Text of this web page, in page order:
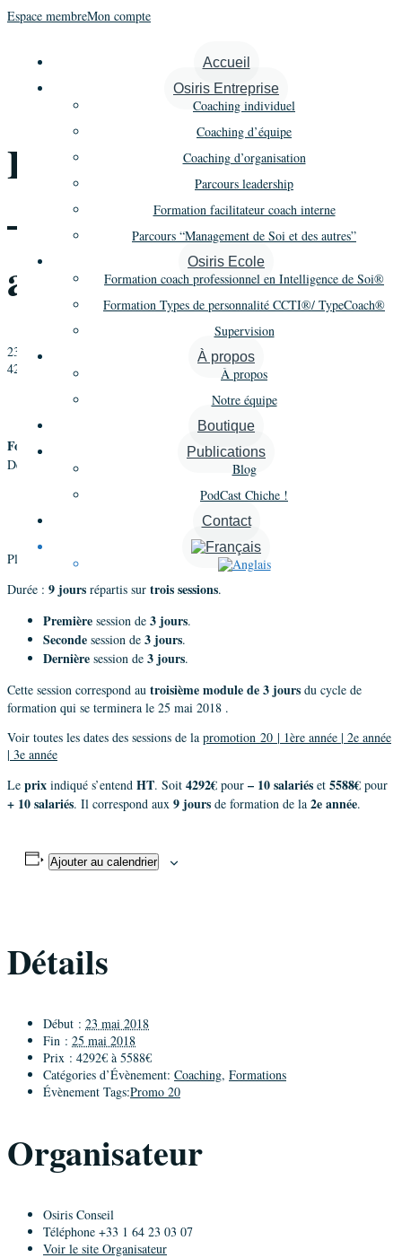
Espace membreMon compte
Accueil
Osiris Entreprise
Coaching individuel
Coaching d’équipe
Coaching d’organisation
Parcours leadership
Formation facilitateur coach interne
Parcours “Management de Soi et des autres”
Osiris Ecole
Formation coach professionnel en Intelligence de Soi®
Formation Types de personnalité CCTI®/ TypeCoach®
Supervision
À propos
À propos
Notre équipe
Boutique
Publications
Blog
PodCast Chiche !
Contact
« Tous les Évènements
Formation Coaching
– Promo 20 – 2e
année – Module 3
23 mai 2018
4292€ à 5588€
Formation Coaching – Promo 21 – 1er cycle – Module 4
Formation professionnelle au coaching « Intelligence de soi »
Deuxième année : la qualification « Praticien »
Le processus de Moi Conscient
Plus d’informations sur la
Formation coaching.
Durée : 9 jours répartis sur trois sessions.
Première session de 3 jours.
Seconde session de 3 jours.
Dernière session de 3 jours.
Cette session correspond au troisième module de 3 jours du cycle de
formation qui se terminera le 25 mai 2018 .
Voir toutes les dates des sessions de la promotion 20 | 1ère année | 2e année
| 3e année
Le prix indiqué s’entend HT. Soit 4292€ pour – 10 salariés et 5588€ pour
+ 10 salariés. Il correspond aux 9 jours de formation de la 2e année.
Ajouter au calendrier
Détails
Début : 23 mai 2018
Fin : 25 mai 2018
Prix : 4292€ à 5588€
Catégories d’Évènement: Coaching, Formations
Évènement Tags:Promo 20
Organisateur
Osiris Conseil
Téléphone +33 1 64 23 03 07
Voir le site Organisateur